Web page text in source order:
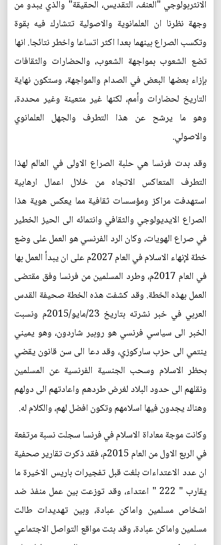
الانثربولوجي "العنف، التقديس، الحقيقة" والذي يبدو من
وجهة نظرنا ان العلمانوية والاصولية تتشارك فيه بقوة
وتكسب الصراع بينهما بعدا اكثر اتساعا واخطر نتائجا. انها
تضع الشعوب بمواجهة الشعوب، والحضارات والثقافات
بإزاء بعضها البعض في الصدام والمواجهة، وستكون نهاية
التاريخ لحضارات وأمم، لكنها غير متعينة وغير محددة،
وهو ما يرشح عن هذا التطرف والجهل العلمانوي
والاصولي.
وقد بدت فرنسا هي حلبة الصراع الاولى في العالم لهذا
التطرف المتعاكس الاتجاه من خلال اعمال ارهابية
استهدفت مراكز ومؤسسات ثقافية مما يعكس هوية هذا
الصراع الايديولوجي والثقافي وانتمائه الى الحيز الخطير
في صراع الهويات، وكان الرد الفرنسي هو العمل على وضع
خطة لإنهاء الاسلام في العام 2027م على ان يبدأ العمل بها
في العام 2017م، وطرد المسلمين من فرنسا وفق مقتضى
العمل بهذه الخطة. وقد كشفت هذه الخطة صحيفة القدس
العربي في خبر نشرته بتاريخ 23/مايو/2015م ونسبت
الخبر الى سياسي فرنسي هو روبير شاردون، وهو يميني
ينتمي الى حزب ساركوزي، وقد دعا الى سن قانون يقضي
بحظر الاسلام وسحب الجنسية الفرنسية عن المسلمين
ونقلهم الى حدود البلاد لغرض طردهم واعادتهم الى دولهم
وهناك يجدون فيها اسلامهم وتكون افضل لهم، والكلام له.
وكانت موجة معاداة الاسلام في فرنسا سجلت نسبة مرتفعة
في الربع الاول من العام 2015م، فقد ذكرت تقارير صحفية
ان عدد الاعتداءات بلغت قبل تفجيرات باريس الاخيرة ما
يقارب " 222 " اعتداء، وقد توزعت بين عمل منفذ ضد
اشخاص مسلمين واماكن عبادة، وبين تهديدات طالت
مسلمين واماكن عبادة، وقد بثت مواقع التواصل الاجتماعي